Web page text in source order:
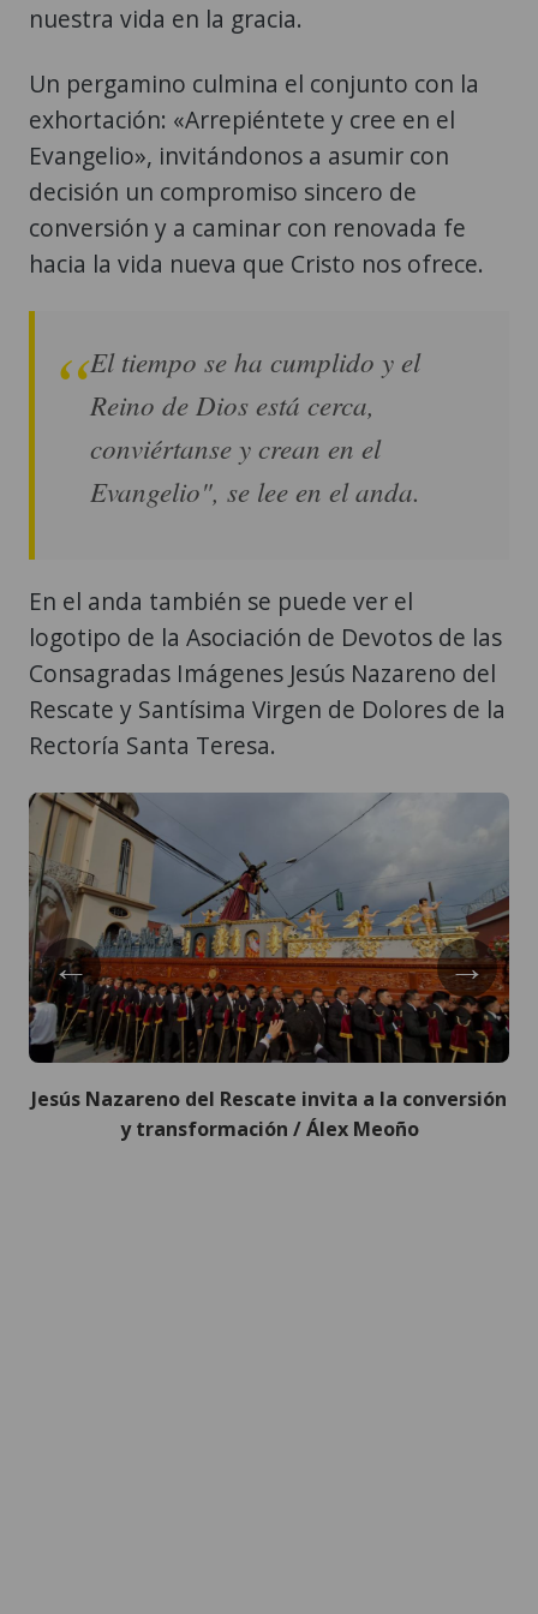
nuestra vida en la gracia.
Un pergamino culmina el conjunto con la
exhortación: «Arrepiéntete y cree en el
Evangelio», invitándonos a asumir con
decisión un compromiso sincero de
conversión y a caminar con renovada fe
hacia la vida nueva que Cristo nos ofrece.
El tiempo se ha cumplido y el
Reino de Dios está cerca,
conviértanse y crean en el
Evangelio", se lee en el anda.
En el anda también se puede ver el
logotipo de la Asociación de Devotos de las
Consagradas Imágenes Jesús Nazareno del
Rescate y Santísima Virgen de Dolores de la
Rectoría Santa Teresa.
←
Jesús Nazareno del Rescate invita a la conversión
y transformación / Álex Meoño
→